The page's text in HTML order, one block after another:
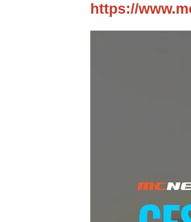
https://